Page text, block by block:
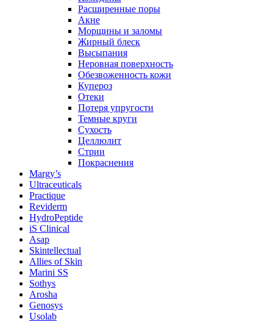
Расширенные поры
Акне
Морщины и заломы
Жирный блеск
Высыпания
Неровная поверхность
Обезвоженность кожи
Купероз
Отеки
Потеря упругости
Темные круги
Сухость
Целлюлит
Стрии
Покраснения
Margy’s
Ultraceuticals
Practique
Reviderm
HydroPeptide
iS Clinical
Asap
Skintellectual
Allies of Skin
Marini SS
Sothys
Arosha
Genosys
Usolab